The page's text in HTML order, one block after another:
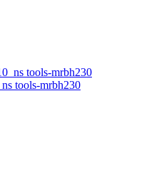
tools-mrbh230